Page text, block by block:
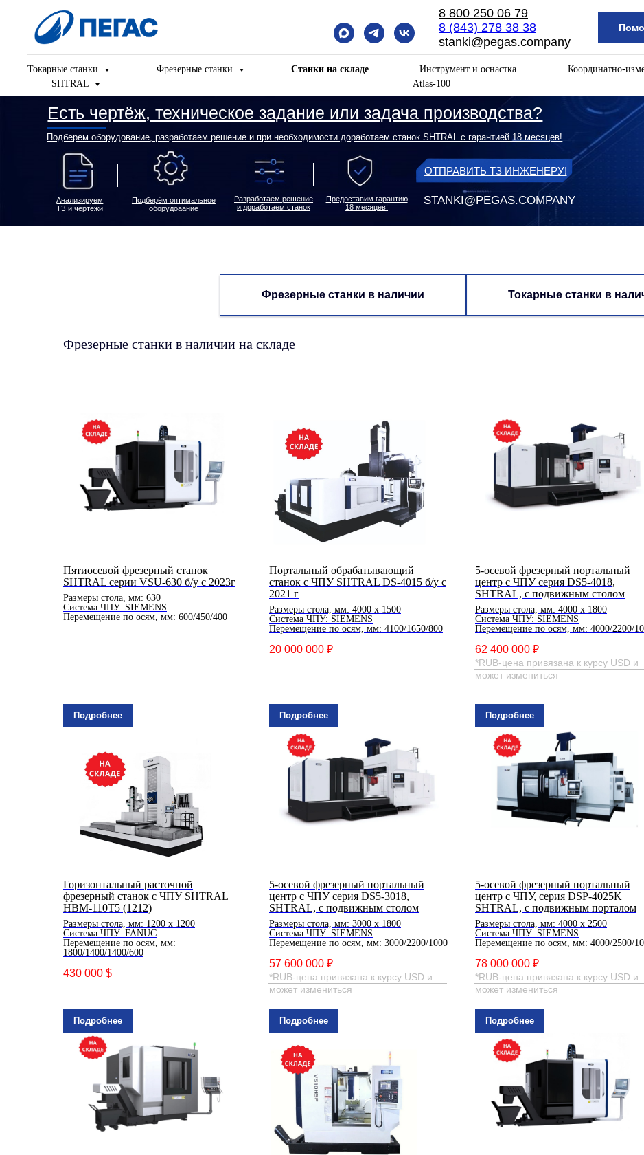
8 800 250 06 79
8 (843) 278 38 38
stanki@pegas.company
Токарные станки Фрезерные станки Станки на складе Инструмент и оснастка Координатно-
SHTRAL
Atlas-100
Есть чертёж, техническое задание или задача производства?
Подберем оборудование, разработаем решение и при необходимости доработаем станок SHTRAL с гарантией 18 месяцев!
Анализируем
ТЗ и чертежи
Подберём оптимальное
оборудоаание
Разработаем решение
и доработаем станок
Предоставим гарантию
18 месяцев!
STANKI@PEGAS.COMPANY
Фрезерные станки в наличии Токарные станки в
Фрезерные станки в наличии на складе
Пятиосевой фрезерный станок
SHTRAL серии VSU-630 б/у с 2023г
Размеры стола, мм: 630
Система ЧПУ: SIEMENS
Перемещение по осям, мм: 600/450/400
Подробнее
Портальный обрабатывающий
станок с ЧПУ SHTRAL DS-4015 б/у с
2021 г
Размеры стола, мм: 4000 x 1500
Система ЧПУ: SIEMENS
Перемещение по осям, мм: 4100/1650/800
20 000 000 ₽
Подробнее
5-осевой фрезерный портальный
центр с ЧПУ серия DS5-4018,
SHTRAL, с подвижным столом
Размеры стола, мм: 4000 х 1800
Система ЧПУ: SIEMENS
Перемещение по осям, мм: 4000/2200/
62 400 000 ₽
*RUB-цена привязана к курсу USD и
может измениться
Подробнее
Горизонтальный расточной
фрезерный станок с ЧПУ SHTRAL
HBM-110T5 (1212)
Размеры стола, мм: 1200 х 1200
Система ЧПУ: FANUC
Перемещение по осям, мм:
1800/1400/1400/600
430 000 $
Подробнее
5-осевой фрезерный портальный
центр с ЧПУ серия DS5-3018,
SHTRAL, с подвижным столом
Размеры стола, мм: 3000 х 1800
Система ЧПУ: SIEMENS
Перемещение по осям, мм: 3000/2200/1000
57 600 000 ₽
*RUB-цена привязана к курсу USD и
может измениться
Подробнее
5-осевой фрезерный портальный
центр с ЧПУ, серия DSP-4025K
SHTRAL, с подвижным порталом
Размеры стола, мм: 4000 х 2500
Система ЧПУ: SIEMENS
Перемещение по осям, мм: 4000/2500/
78 000 000 ₽
*RUB-цена привязана к курсу USD и
может измениться
Подробнее